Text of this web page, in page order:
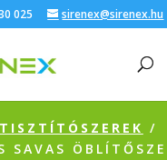
025 sirenex@sirenex.hu
TISZTÍTÓSZEREK /
SAVAS